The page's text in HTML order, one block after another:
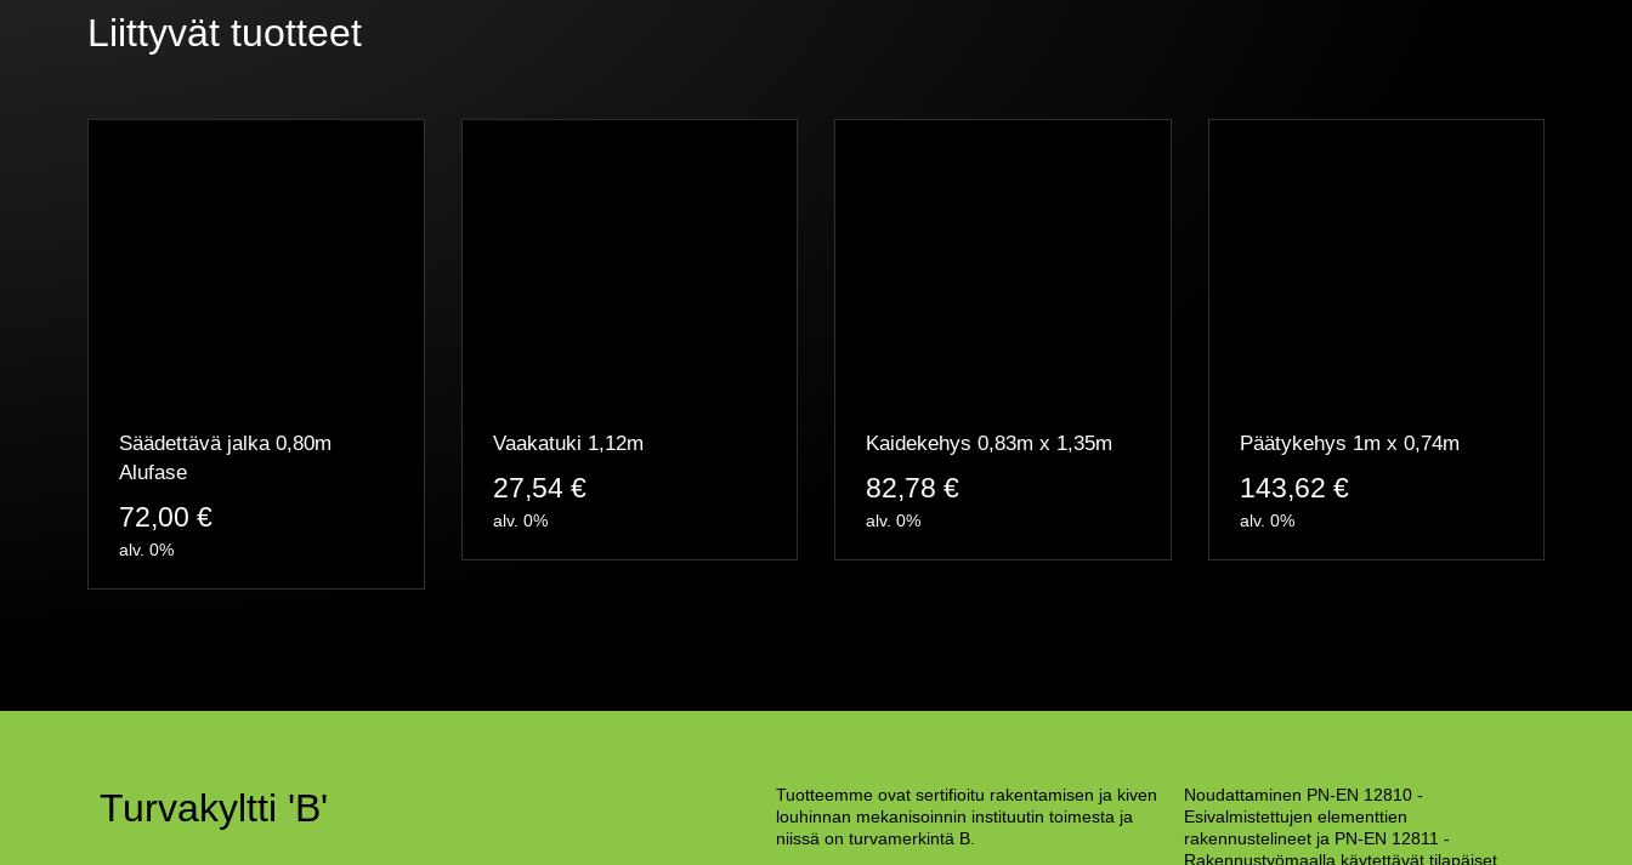
Liittyvät tuotteet
Säädettävä jalka 0,80m
Alufase
72,00 €
alv. 0%
Vaakatuki 1,12m
27,54 €
alv. 0%
Kaidekehys 0,83m x 1,35m
82,78 €
alv. 0%
Päätykehys 1m x 0,74m
143,62 €
alv. 0%
Turvakyltti 'B'
Tuotteemme ovat sertifioitu rakentamisen ja kiven
louhinnan mekanisoinnin instituutin toimesta ja
niissä on turvamerkintä B.
Noudattaminen PN-EN 12810 -
Esivalmistettujen elementtien
rakennustelineet ja PN-EN 12811 -
Rakennustyömaalla käytettävät tilapäiset